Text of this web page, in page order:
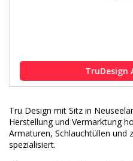
TruDesign
Tru Design mit Sitz in
Herstellung und Vermarktung
Armaturen, Schlauchtüllen und
spezialisiert.